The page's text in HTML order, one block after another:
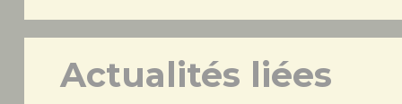
Actualités liées